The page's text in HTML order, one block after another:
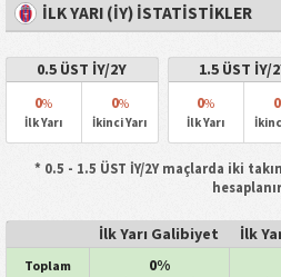
İLK YARI (İY) İSTATISTIKLER
0.5 ÜST İY/2Y
0%
İlk Yarı
0%
İkinci Yarı
1.5 ÜST İY/
0%
İlk Yarı
0
* 0.5 - 1.5 ÜST İY/2Y maçlarda iki
İlk Yarı Galibiyet İlk
Toplam 0%